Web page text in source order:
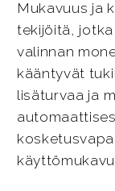
Mukavuus ja
tekijöitä,
valinnan
kääntyvät
lisäturvaa ja